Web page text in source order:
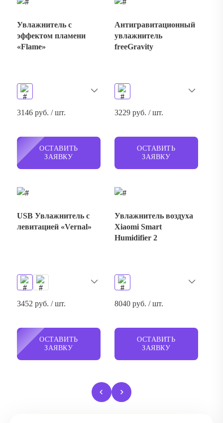
Увлажнитель с
эффектом пламени
«Flame»
3146 руб. / шт.
ОСТАВИТЬ
ЗАЯВКУ
Антигравитационный
увлажнитель
freeGravity
3229 руб. / шт.
ОСТАВИТЬ
ЗАЯВКУ
USB Увлажнитель с
левитацией «Vernal»
3452 руб. / шт.
ОСТАВИТЬ
ЗАЯВКУ
Увлажнитель воздуха
Xiaomi Smart
Humidifier 2
8040 руб. / шт.
ОСТАВИТЬ
ЗАЯВКУ